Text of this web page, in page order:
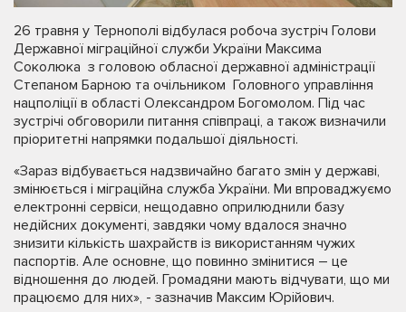
26 травня у Тернополі відбулася робоча зустріч Голови
Державної міграційної служби України Максима
Соколюка з головою обласної державної адміністрації
Степаном Барною та очільником Головного управління
нацполіції в області Олександром Богомолом. Під час
зустрічі обговорили питання співпраці, а також визначили
пріоритетні напрямки подальшої діяльності.
«Зараз відбувається надзвичайно багато змін у державі,
змінюється і міграційна служба України. Ми впроваджуємо
електронні сервіси, нещодавно оприлюднили базу
недійсних документі, завдяки чому вдалося значно
знизити кількість шахрайств із використанням чужих
паспортів. Але основне, що повинно змінитися – це
відношення до людей. Громадяни мають відчувати, що ми
працюємо для них», - зазначив Максим Юрійович.